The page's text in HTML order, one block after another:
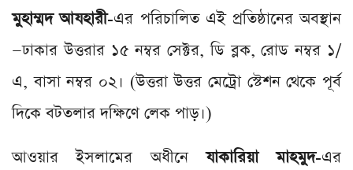
মুহাম্মদ আযহারী-এর পরিচালিত এই প্রতিষ্ঠানের অবস্থান
—ঢাকার উত্তরার ১৫ নম্বর সেক্টর, ডি ব্লক, রোড নম্বর ১/
এ, বাসা নম্বর ০২। (উত্তরা উত্তর মেট্রো স্টেশন থেকে পূর্ব
দিকে বটতলার দক্ষিণে লেক পাড়।)
আওয়ার ইসলামের অধীনেযাকারিয়া মাহমুদ-এর